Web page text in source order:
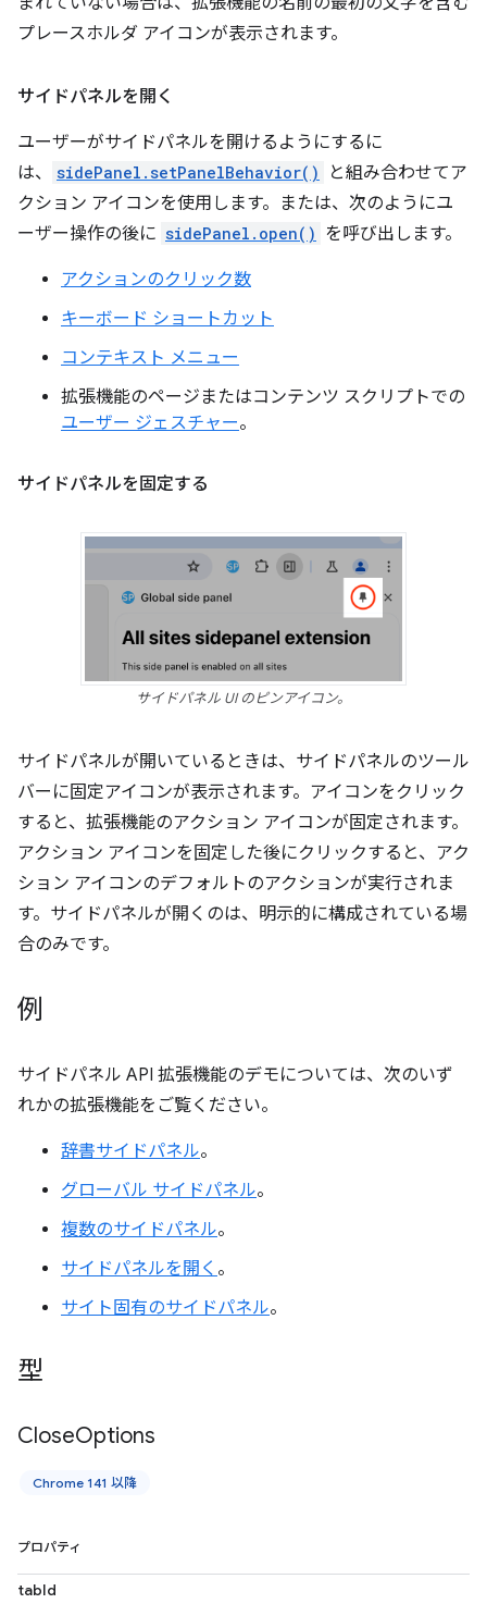
プレースホルダ アイコンが表示されます。
サイドパネルを開く
ユーザーがサイドパネルを開けるようにするに
は、
sidePanel.setPanelBehavior()
と組み合わせてア
クション アイコンを使用します。または、次のようにユ
ーザー操作の後に sidePanel.open() を呼び出します。
アクションのクリック数
キーボード ショートカット
コンテキスト メニュー
拡張機能のページまたはコンテンツ スクリプトでの
ユーザー ジェスチャー。
サイドパネルを固定する
サイドパネル UI のピンアイコン。
サイドパネルが開いているときは、サイドパネルのツール
バーに固定アイコンが表示されます。アイコンをクリック
すると、拡張機能のアクション アイコンが固定されます。
アクション アイコンを固定した後にクリックすると、アク
ション アイコンのデフォルトのアクションが実行されま
す。サイドパネルが開くのは、明示的に構成されている場
合のみです。
例
サイドパネル API 拡張機能のデモについては、次のいず
れかの拡張機能をご覧ください。
辞書サイドパネル。
グローバル サイドパネル。
複数のサイドパネル。
サイドパネルを開く 。
サイト固有のサイドパネル。
型
CloseOptions
Chrome 141 以降
プロパティ
tabId